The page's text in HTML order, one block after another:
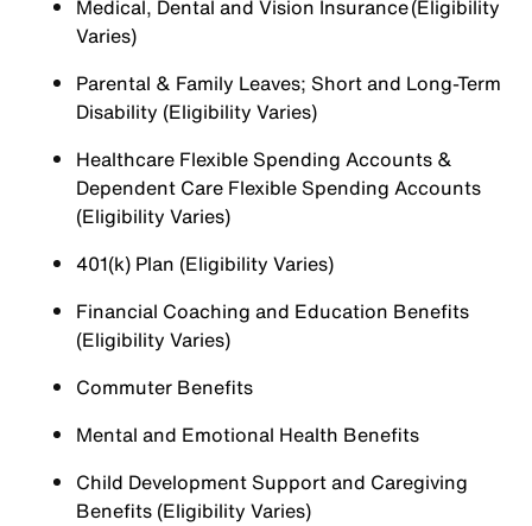
Medical, Dental and Vision Insurance (Eligibility
Varies)
Parental & Family Leaves; Short and Long-Term
Disability (Eligibility Varies)
Healthcare Flexible Spending Accounts &
Dependent Care Flexible Spending Accounts
(Eligibility Varies)
401(k) Plan (Eligibility Varies)
Financial Coaching and Education Benefits
(Eligibility Varies)
Commuter Benefits
Mental and Emotional Health Benefits
Child Development Support and Caregiving
Benefits (Eligibility Varies)